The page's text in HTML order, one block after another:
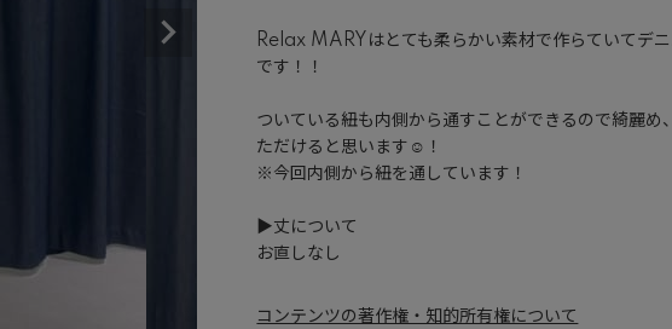
Relax MARYはとても柔らかい素材で作らていてデ
です！！
ついている紐も内側から通すことができるので綺麗め
ただけると思います☺️！
※今回内側から紐を通しています！
▶︎丈について
お直しなし
コンテンツの著作権・知的所有権について